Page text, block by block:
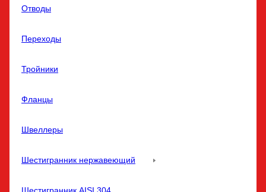
Отводы
Переходы
Тройники
Фланцы
Швеллеры
Шестигранник нержавеющий